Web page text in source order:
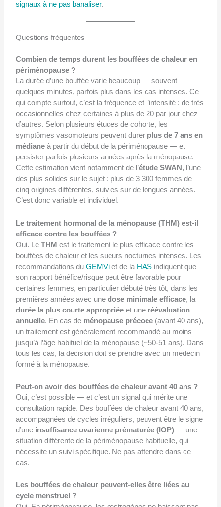
signaux à ne pas banaliser.
Questions fréquentes
Combien de temps durent les bouffées de chaleur en
périménopause ?
La durée d’une bouffée varie beaucoup — souvent
quelques minutes, parfois plus dans les cas intenses. Ce
qui compte surtout, c’est la fréquence et l’intensité : de très
occasionnelles chez certaines à plus de 20 par jour chez
d’autres. Selon plusieurs études de cohorte, les
symptômes vasomoteurs peuvent durer plus de 7 ans en
médianeà partir du début de la périménopause — et
persister parfois plusieurs années après la ménopause.
Cette estimation vient notamment de l’étude SWAN , l’une
des plus solides sur le sujet : plus de 3 300 femmes de
cinq origines différentes, suivies sur de longues années.
C’est donc variable et individuel.
Le traitement hormonal de la ménopause (THM) est-il
efficace contre les bouffées ?
Oui. Le THM est le traitement le plus efficace contre les
bouffées de chaleur et les sueurs nocturnes intenses. Les
recommandations du GEMViet de la HASindiquent que
son rapport bénéfice/risque peut être favorable pour
certaines femmes, en particulier débuté très tôt, dans les
premières années avec une dose minimale efficace, la
durée la plus courte appropriéeet une réévaluation
annuelle. En cas de ménopause précoce(avant 40 ans),
un traitement est généralement recommandé au moins
jusqu’à l’âge habituel de la ménopause (~50-51 ans). Dans
tous les cas, la décision doit se prendre avec un médecin
formé à la ménopause.
Peut-on avoir des bouffées de chaleur avant 40 ans ?
Oui, c’est possible — et c’est un signal qui mérite une
consultation rapide. Des bouffées de chaleur avant 40 ans,
accompagnées de cycles irréguliers, peuvent être le signe
d’une insuffisance ovarienne prématurée (IOP)— une
situation différente de la périménopause habituelle, qui
nécessite un suivi spécifique. Ne pas attendre dans ce
cas.
Les bouffées de chaleur peuvent-elles être liées au
cycle menstruel ?